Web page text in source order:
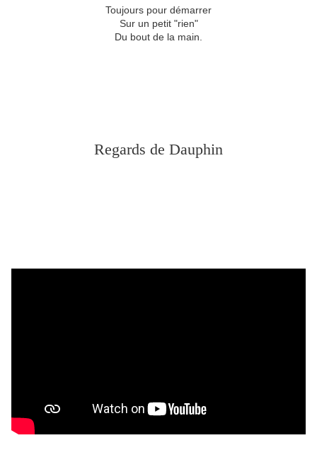
Toujours pour démarrer
Sur un petit "rien"
Du bout de la main.
Regards de Dauphin